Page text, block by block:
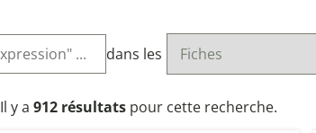
dans les
Il y a 912 résultats pour cette recherche.